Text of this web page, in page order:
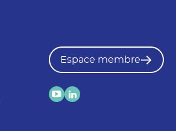
Espace membre